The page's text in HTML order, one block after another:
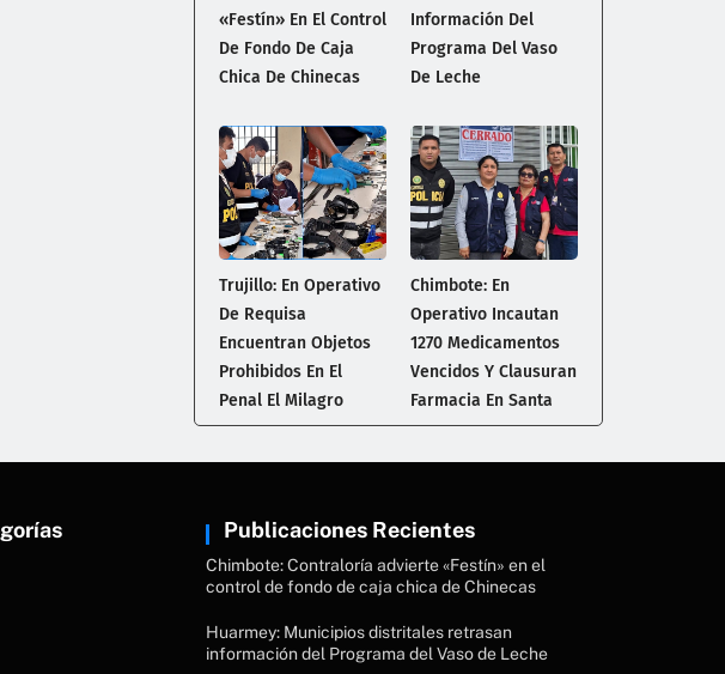
«Festín» En El Control
De Fondo De Caja
Chica De Chinecas
Información Del
Programa Del Vaso
De Leche
Trujillo: En Operativo
De Requisa
Encuentran Objetos
Prohibidos En El
Penal El Milagro
Chimbote: En
Operativo Incautan
1270 Medicamentos
Vencidos Y Clausuran
Farmacia En Santa
Publicaciones Recientes
Chimbote: Contraloría advierte «Festín» en el
control de fondo de caja chica de Chinecas
Huarmey: Municipios distritales retrasan
información del Programa del Vaso de Leche